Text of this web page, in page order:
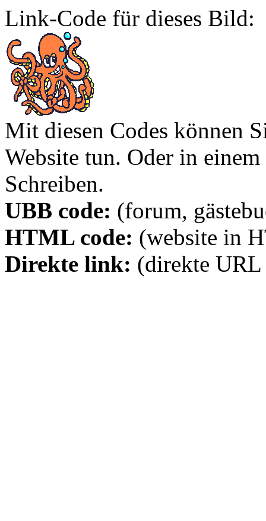
Link-Code für dieses Bild:
Mit diesen Codes können
Website tun. Oder in
Schreiben.
UBB code: (forum,
HTML code: (website in
Direkte link: (direkte